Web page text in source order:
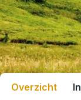
Overzicht